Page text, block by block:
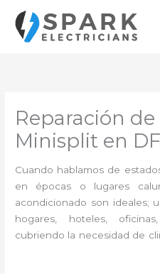
contenido
Reparación de
Minisplit en DF
Cuando hablamos de
en épocas o lugares
acondicionado son ideales;
hogares, hoteles,
cubriendo la necesidad de